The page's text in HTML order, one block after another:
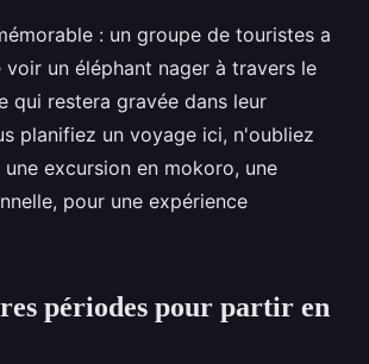
: un groupe de touristes a
voir un éléphant nager à travers le
qui restera gravée dans leur
planifiez un voyage ici, n'oubliez
excursion en mokoro, une
pour une expérience
périodes pour partir en